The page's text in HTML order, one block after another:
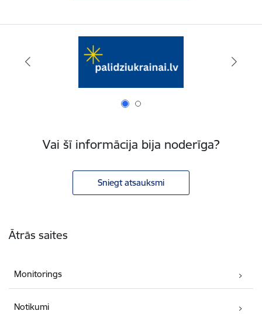
Vai šī informācija bija noderīga?
Sniegt atsauksmi
Ātrās saites
Monitorings
Notikumi